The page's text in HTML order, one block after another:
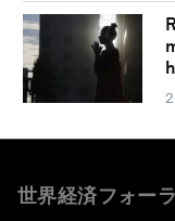
世界経済フォー